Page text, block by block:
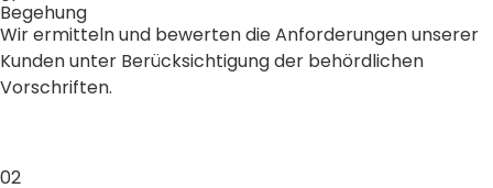
Begehung
Wir ermitteln und bewerten die Anforderungen unserer
Kunden unter Berücksichtigung der behördlichen
Vorschriften.
02